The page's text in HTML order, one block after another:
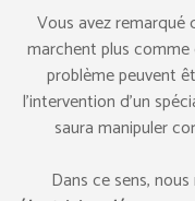
Vous avez remarqué
marchent plus comme
problème peuvent
l’intervention d’un
saura manipuler
Dans ce sens,